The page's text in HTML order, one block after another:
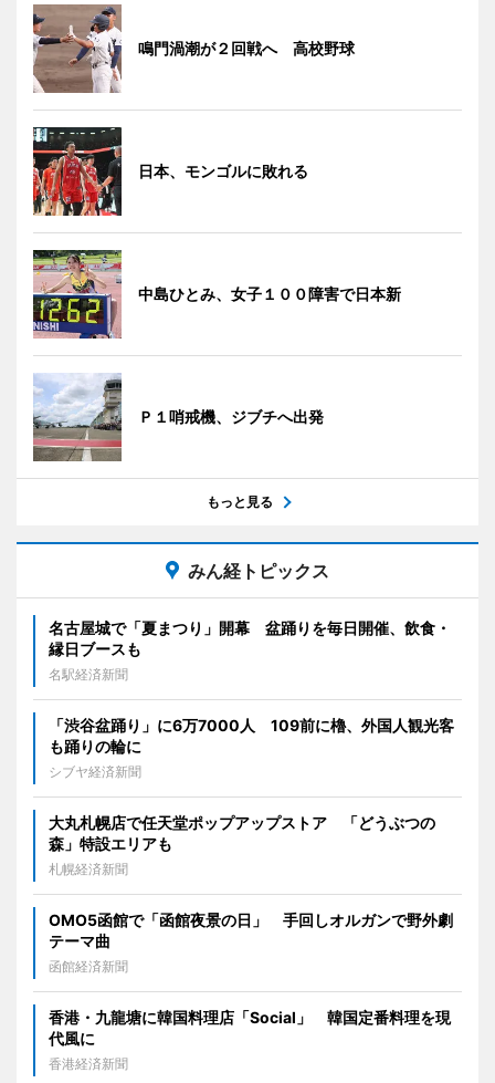
鳴門渦潮が２回戦へ 高校野球
日本、モンゴルに敗れる
中島ひとみ、女子１００障害で日本新
Ｐ１哨戒機、ジブチへ出発
もっと見る
みん経トピックス
名古屋城で「夏まつり」開幕 盆踊りを毎日開催、飲食・
縁日ブースも
名駅経済新聞
「渋谷盆踊り」に6万7000人 109前に櫓、外国人観光客
も踊りの輪に
シブヤ経済新聞
大丸札幌店で任天堂ポップアップストア 「どうぶつの
森」特設エリアも
札幌経済新聞
OMO5函館で「函館夜景の日」 手回しオルガンで野外劇
テーマ曲
函館経済新聞
香港・九龍塘に韓国料理店「Social」 韓国定番料理を現
代風に
香港経済新聞